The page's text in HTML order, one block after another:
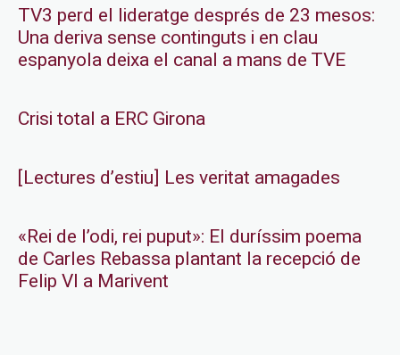
TV3 perd el lideratge després de 23 mesos:
Una deriva sense continguts i en clau
espanyola deixa el canal a mans de TVE
Crisi total a ERC Girona
[Lectures d’estiu] Les veritat amagades
«Rei de l’odi, rei puput»: El duríssim poema
de Carles Rebassa plantant la recepció de
Felip VI a Marivent